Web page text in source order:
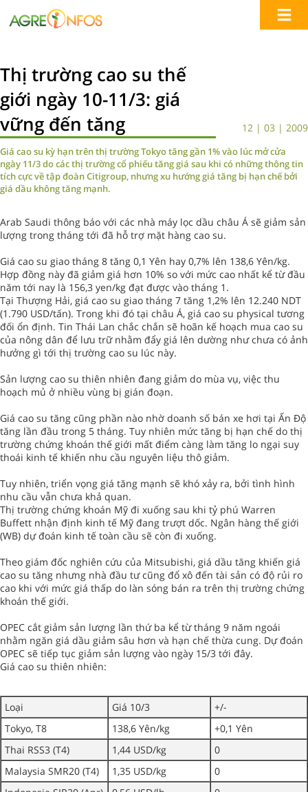
Thị trường cao su thế
giới ngày 10-11/3: giá
vững đến tăng
12 | 03 | 2009
Giá cao su kỳ hạn trên thị trường Tokyo tăng gần 1% vào lúc mở cửa
ngày 11/3 do các thị trường cổ phiếu tăng giá sau khi có những thông tin
tích cực về tập đoàn Citigroup, nhưng xu hướng giá tăng bị hạn chế bởi
giá dầu không tăng mạnh.
Arab Saudi thông báo với các nhà máy lọc dầu châu Á sẽ giảm sản
lượng trong tháng tới đã hỗ trợ mặt hàng cao su.
Giá cao su giao tháng 8 tăng 0,1 Yên hay 0,7% lên 138,6 Yên/kg.
Hợp đồng này đã giảm giá hơn 10% so với mức cao nhất kể từ đầu
năm tới nay là 156,3 yen/kg đạt được vào tháng 1.
Tại Thượng Hải, giá cao su giao tháng 7 tăng 1,2% lên 12.240 NDT
(1.790 USD/tấn). Trong khi đó tại châu Á, giá cao su physical tương
đối ổn định. Tin Thái Lan chắc chắn sẽ hoãn kế hoạch mua cao su
của nông dân để lưu trữ nhằm đẩy giá lên dường như chưa có ảnh
hưởng gì tới thị trường cao su lúc này.
Sản lượng cao su thiên nhiên đang giảm do mùa vụ, việc thu
hoạch mủ ở nhiều vùng bị gián đoạn.
Giá cao su tăng cũng phần nào nhờ doanh số bán xe hơi tại Ấn Độ
tăng lần đầu trong 5 tháng. Tuy nhiên mức tăng bị hạn chế do thị
trường chứng khoán thế giới mất điểm càng làm tăng lo ngại suy
thoái kinh tế khiến nhu cầu nguyên liệu thô giảm.
Tuy nhiên, triển vọng giá tăng mạnh sẽ khó xảy ra, bởi tình hình
nhu cầu vẫn chưa khả quan.
Thị trường chứng khoán Mỹ đi xuống sau khi tỷ phú Warren
Buffett nhận định kinh tế Mỹ đang trượt dốc. Ngân hàng thế giới
(WB) dự đoán kinh tế toàn cầu sẽ còn đi xuống.
Theo giám đốc nghiên cứu của Mitsubishi, giá dầu tăng khiến giá
cao su tăng nhưng nhà đầu tư cũng đổ xô đến tài sản có độ rủi ro
cao khi với mức giá thấp do làn sóng bán ra trên thị trường chứng
khoán thế giới.
OPEC cắt giảm sản lượng lần thứ ba kể từ tháng 9 năm ngoái
nhằm ngăn giá dầu giảm sâu hơn và hạn chế thừa cung. Dự đoán
OPEC sẽ tiếp tục giảm sản lượng vào ngày 15/3 tới đây.
Giá cao su thiên nhiên:
Loại Giá 10/3
+/-
Tokyo, T8
138,6 Yên/kg
+0,1 Yên
Thai RSS3 (T4)
1,44 USD/kg
0
Malaysia SMR20 (T4)
1,35 USD/kg
0